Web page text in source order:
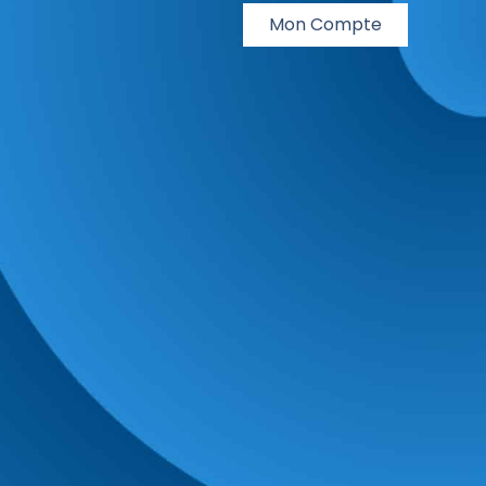
Mon Compte